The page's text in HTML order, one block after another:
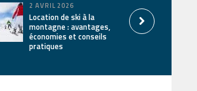
2 AVRIL 2026
Location de ski à la
montagne : avantages,
économies et conseils
pratiques